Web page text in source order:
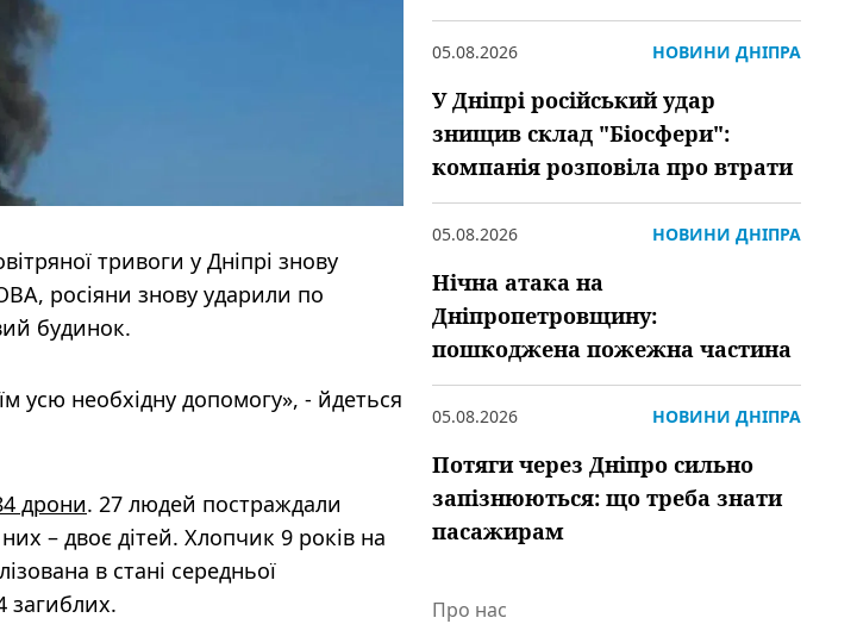
тривоги у Дніпрі знову
росіяни знову ударили по
будинок.
усю необхідну допомогу», - йдеться
дрони. 27 людей постраждали
– двоє дітей. Хлопчик 9 років на
в стані середньої
загиблих.
05.08.2026 НОВИНИ ДНІПРА
У Дніпрі російський удар
знищив склад "Біосфери":
компанія розповіла про втрати
05.08.2026 НОВИНИ ДНІПРА
Нічна атака на
Дніпропетровщину:
пошкоджена пожежна частина
05.08.2026 НОВИНИ ДНІПРА
Потяги через Дніпро сильно
запізнюються: що треба знати
пасажирам
Про нас